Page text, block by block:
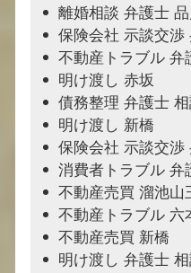
離婚相談 弁護士
保険会社 示談交渉
不動産トラブル 弁
明け渡し 赤坂
債務整理 弁護士
明け渡し 新橋
保険会社 示談交渉
消費者トラブル 弁
不動産売買 溜池山
不動産トラブル 六
不動産売買 新橋
明け渡し 弁護士